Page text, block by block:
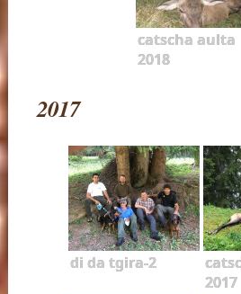
catscha aulta
2018
2017
di da tgira-2
2017